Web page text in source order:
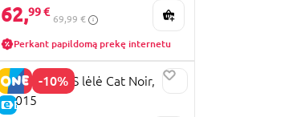
62,99 €
69,99 €
Perkant papildomą prekę internetu
-10%
E-KAINA
MIRACULOUS lėlė Cat Noir,
50015